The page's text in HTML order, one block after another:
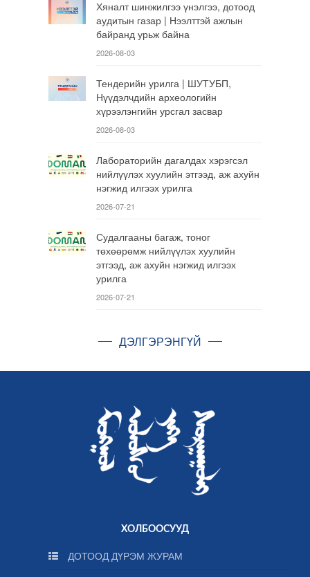
Хяналт шинжилгээ үнэлгээ, дотоод
аудитын газар | Нээлттэй ажлын
байранд урьж байна
2026-08-03
Тендерийн урилга | ШУТУБП,
Нүүдэлчдийн археологийн
хүрээлэнгийн урсгал засвар
2026-08-03
Лабораторийн дагалдах хэрэгсэл
нийлүүлэх хуулийн этгээд, аж ахуйн
нэгжид илгээх урилга
2026-07-21
Судалгааны багаж, тоног
төхөөрөмж нийлүүлэх хуулийн
этгээд, аж ахуйн нэгжид илгээх
урилга
2026-07-21
ДЭЛГЭРЭНГҮЙ
ХОЛБООСУУД
ДОТООД ДҮРЭМ ЖУРАМ